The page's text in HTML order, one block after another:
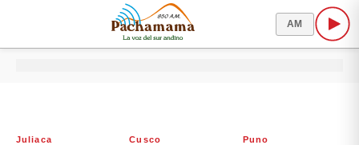
AM
Juliaca Cusco Puno